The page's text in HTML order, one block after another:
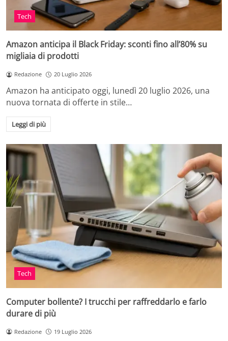
Tech
Amazon anticipa il Black Friday: sconti fino all’80% su
migliaia di prodotti
Redazione 20 Luglio 2026
Amazon ha anticipato oggi, lunedì 20 luglio 2026, una
nuova tornata di offerte in stile…
Leggi di più
Tech
Computer bollente? I trucchi per raffreddarlo e farlo
durare di più
Redazione 19 Luglio 2026